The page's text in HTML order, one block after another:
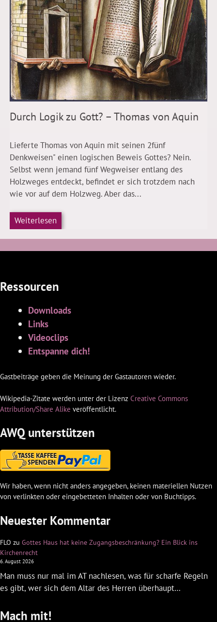
Durch Logik zu Gott? – Thomas von Aquin
Lieferte Thomas von Aquin mit seinen 2fünf
Denkweisen" einen logischen Beweis Gottes? Nein.
Selbst wenn jemand fünf Wegweiser entlang des
Holzweges entdeckt, befindet er sich trotzdem nach
wie vor auf dem Holzweg. Aber das...
Weiterlesen
Ressourcen
Downloads
Links
Videoclips
Entspanne dich!
Gastbeiträge geben die Meinung der Gastautoren wieder.
Wikipedia-Zitate werden unter der Lizenz Creative Commons
Attribution/Share Alike veröffentlicht.
AWQ unterstützen
Wir haben, wenn nicht anders angegeben, keinen materiellen Nutzen
von verlinkten oder eingebetteten Inhalten oder von Buchtipps.
Neuester Kommentar
FLO zu Gottes Haus hat keine Zugangsbeschränkung? Ein Blick ins
Kirchenrecht
6. August 2026
Man muss nur mal im AT nachlesen, was für scharfe Regeln
es gibt, wer sich dem Altar des Herren überhaupt…
Mach mit!